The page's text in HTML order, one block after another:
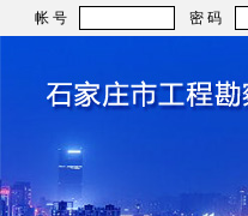
帐 号 密 码